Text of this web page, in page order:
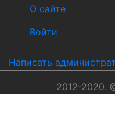
О сайте
Войти
Написать
2012-2020.